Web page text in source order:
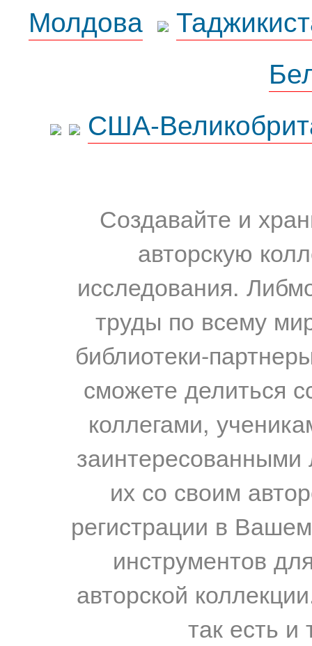
Молдова
США-
Создавайте и
авторскую
исследования.
труды по всему
библиотеки-
сможете делиться
коллегами,
их со своим
регистрации в
инструментов
авторской
так есть и